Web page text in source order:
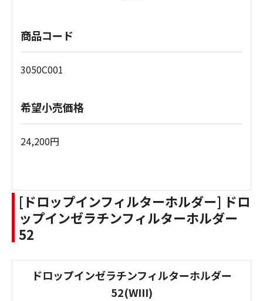
商品コード
3050C001
希望小売価格
24,200円
[ドロップインフィルターホルダー] ドロ
ップインゼラチンフィルターホルダー
52
ドロップインゼラチンフィルターホルダー
52(WIII)